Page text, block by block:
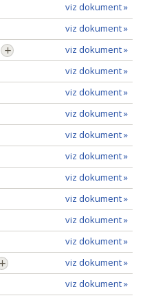
viz dokument »
viz dokument »
viz dokument »
viz dokument »
viz dokument »
viz dokument »
viz dokument »
viz dokument »
viz dokument »
viz dokument »
viz dokument »
viz dokument »
viz dokument »
viz dokument »